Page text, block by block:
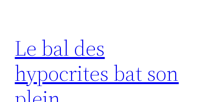
Le bal des
hypocrites bat son